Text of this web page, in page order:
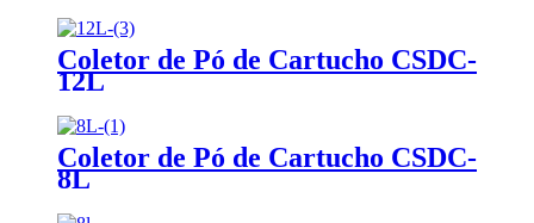
Coletor de Pó de Cartucho CSDC-
12L
Coletor de Pó de Cartucho CSDC-
8L